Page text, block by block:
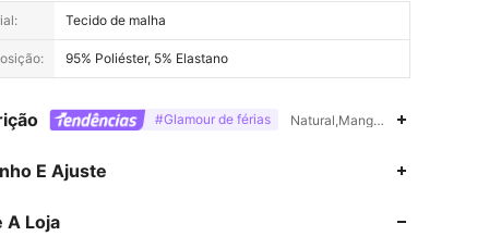
Tecido de malha
95% Poliéster, 5% Elastano
#Glamour de férias Natural,Manga leg of mutton
E Ajuste
A Loja
4,77
4,77